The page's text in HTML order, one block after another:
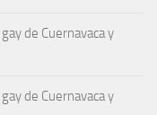
de Cuernavaca y
de Cuernavaca y